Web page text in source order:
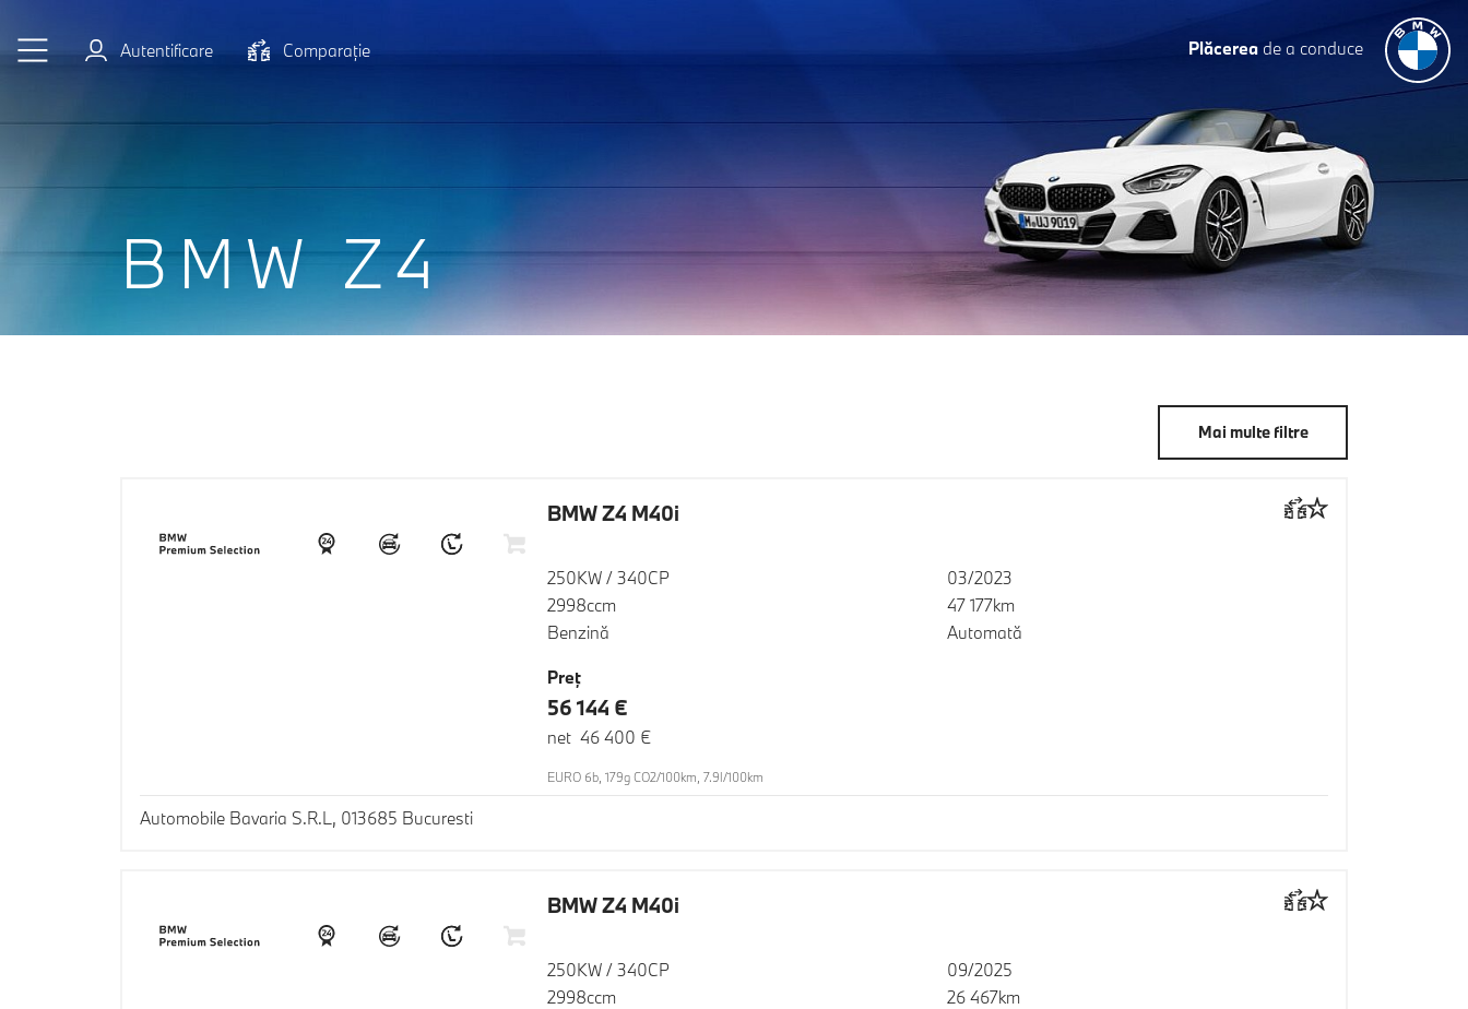
Autentificare
Comparaţie Plăcerea de a conduce
BMW Z4
Mai multe filtre
BMW Z4 M40i
250KW / 340CP
2998ccm
Benzină
03/2023
47 177km
Automată
Preţ
56 144 €
net 46 400 €
EURO 6b, 179g CO2/100km, 7.9l/100km
Automobile Bavaria S.R.L, 013685 Bucuresti
BMW Z4 M40i
250KW / 340CP
2998ccm
09/2025
26 467km